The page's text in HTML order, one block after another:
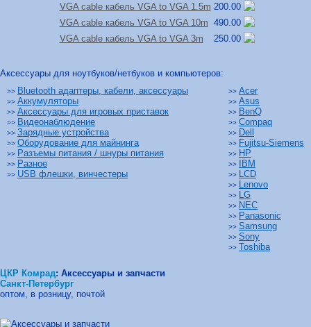
VGA cable кабель VGA to VGA 1.5m 200.00
VGA cable кабель VGA to VGA 10m 490.00
VGA cable кабель VGA to VGA 3m
250.00
Аксессуары для ноутбуков/нетбуков и компьютеров:
>> Bluetooth адаптеры, кабели, аксессуары
>> Аккумуляторы
>> Аксессуары для игровых приставок
>> Видеонаблюдение
>> Зарядные устройства
>> Оборудование для майнинга
>> Разъемы питания / шнуры питания
>> Разное
>> USB флешки, винчестеры
>> Acer
>> Asus
>> BenQ
>> Compaq
>> Dell
>> Fujitsu-Siemens
>> HP
>> IBM
>> LCD
>> Lenovo
>> LG
>> NEC
>> Panasonic
>> Samsung
>> Sony
>> Toshiba
ЦКР Комрад: Аксессуары и запчасти
Санкт-Петербург
оптом, в розницу, почтой